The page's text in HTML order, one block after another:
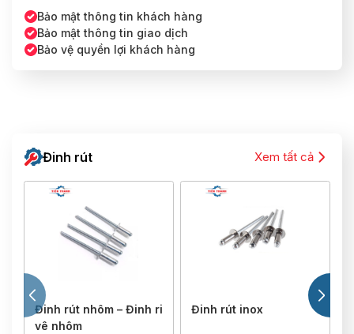
Bảo mật thông tin khách hàng
Bảo mật thông tin giao dịch
Bảo vệ quyền lợi khách hàng
Đinh rút Xem tất cả
Đinh rút nhôm – Đinh ri
vê nhôm
Đinh rút inox